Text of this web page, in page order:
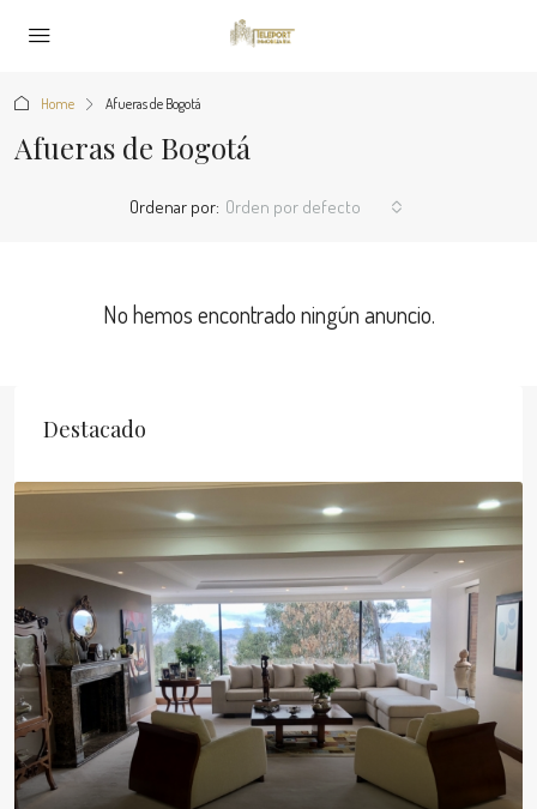
Home Afueras de Bogotá
Afueras de Bogotá
Ordenar por: Orden por defecto
No hemos encontrado ningún anuncio.
Destacado